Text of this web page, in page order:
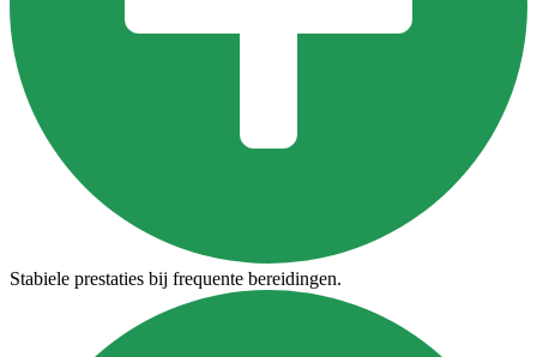
Stabiele prestaties bij frequente bereidingen.